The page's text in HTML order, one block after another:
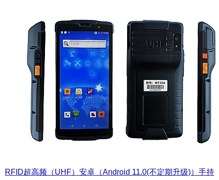
RFID超高频（UHF）安卓（Android 11.0(不定期升级)）手持